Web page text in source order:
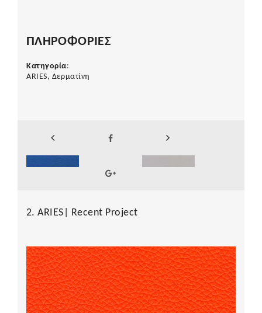
ΠΛΗΡΟΦΟΡΙΕΣ
Κατηγορία:
ARIES, Δερματίνη
2. ARIES| Recent Project